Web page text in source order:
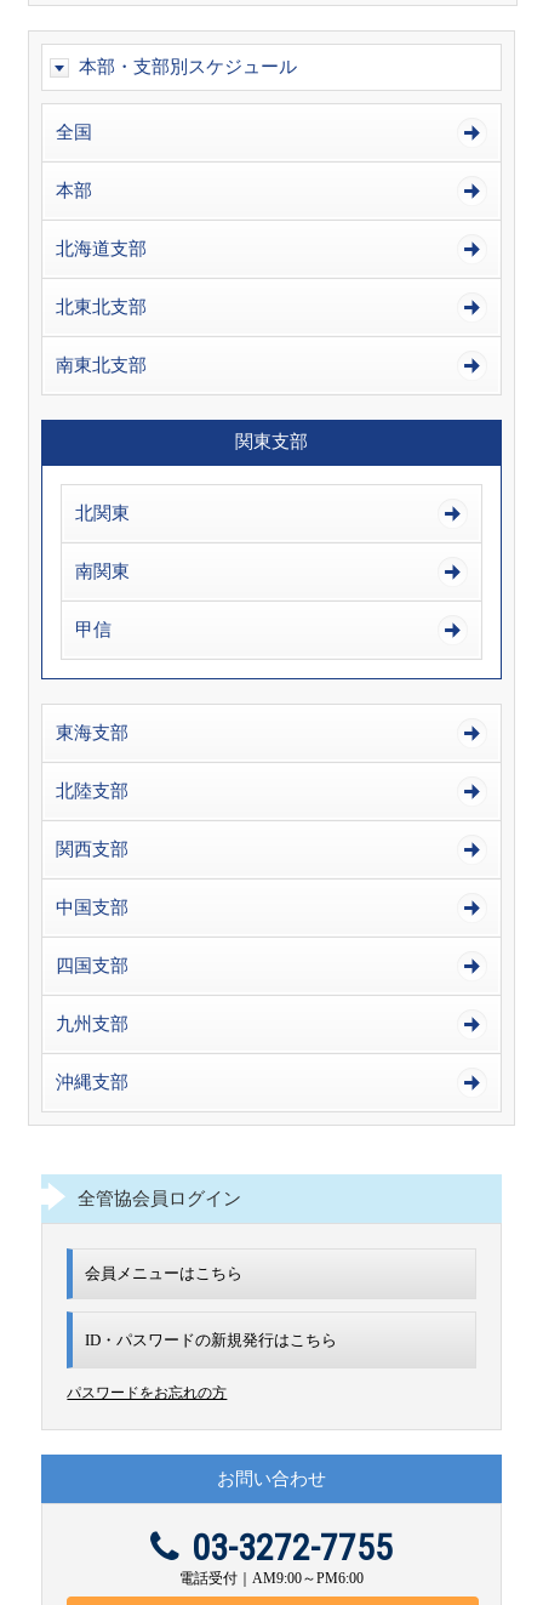
本部・支部別スケジュール
全国
本部
北海道支部
北東北支部
南東北支部
関東支部
北関東
南関東
甲信
東海支部
北陸支部
関西支部
中国支部
四国支部
九州支部
沖縄支部
全管協会員ログイン
会員メニューはこちら
ID・パスワードの新規発行はこちら
パスワードをお忘れの方
お問い合わせ
03-3272-7755
電話受付｜AM9:00～PM6:00